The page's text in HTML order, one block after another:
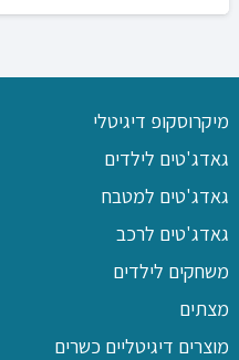
מיקרוסקופ דיגיטלי
גאדג'טים לילדים
גאדג'טים למטבח
גאדג'טים לרכב
משחקים לילדים
מצתים
מוצרים דיגיטליים כשרים